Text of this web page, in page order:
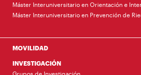
Máster Interuniversitario en Orientación e
Máster Interuniversitario en Prevención de
MOVILIDAD
INVESTIGACIÓN
Grupos de Investigación